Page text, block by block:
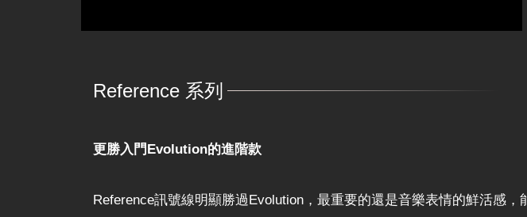
Reference 系列
更勝入門Evolution的進階款
Reference訊號線明顯勝過Evolution，最重要的還是音樂表情的鮮活感